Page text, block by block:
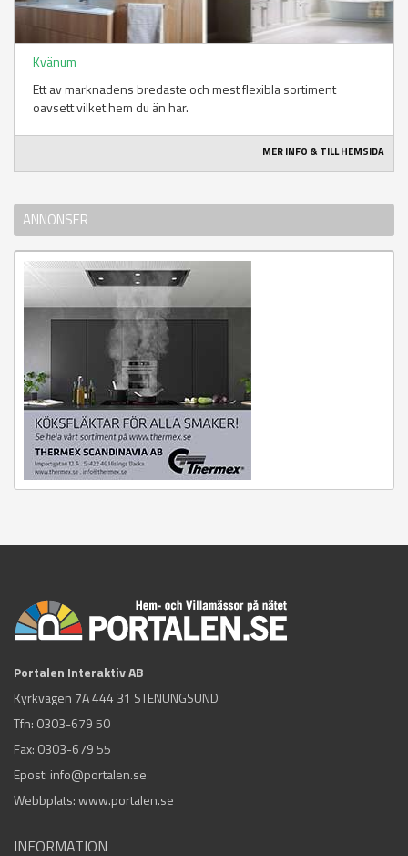
Kvänum
Ett av marknadens bredaste och mest flexibla sortiment
oavsett vilket hem du än har.
MER INFO & TILL HEMSIDA
ANNONSER
Portalen Interaktiv AB
Kyrkvägen 7A 444 31 STENUNGSUND
Tfn: 0303-679 50
Fax: 0303-679 55
Epost: info@portalen.se
Webbplats: www.portalen.se
INFORMATION